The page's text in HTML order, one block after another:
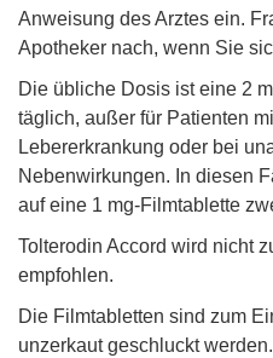
Anweisung des Arztes ein.
Apotheker nach, wenn Sie
Die übliche Dosis ist eine 2
täglich, außer für Patienten
Lebererkrankung oder bei
Nebenwirkungen. In diesen
auf eine 1 mg-Filmtablette
Tolterodin Accord wird nicht
empfohlen.
Die Filmtabletten sind zum
unzerkaut geschluckt werden.